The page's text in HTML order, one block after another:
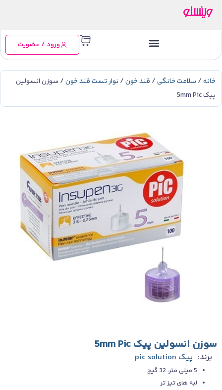
ورود / عضویت
خانه/ سلامت خانگی/ قند خون/ نوار تست قند خون/ سوزن انسولین‌
پیک 5mm Pic
سوزن انسولین‌ پیک 5mm Pic
برند: پیک pic solution
5 میلی متر، 32 گیج
لبه های تیز تر